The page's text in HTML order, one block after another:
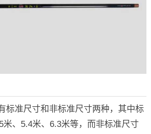
标准尺寸和非标准尺寸两种，其中标
米、5.4米、6.3米等，而非标准尺寸